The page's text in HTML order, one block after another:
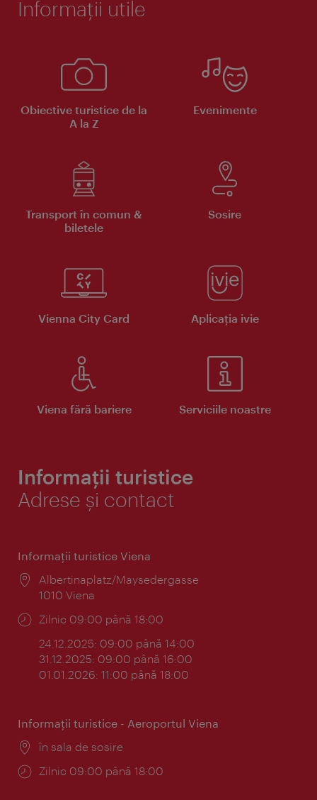
Informaţii utile
Obiective turistice de la
A la Z
Evenimente
Transport în comun &
biletele
Sosire
Vienna City Card Aplicaţia ivie
Viena fără bariere Serviciile noastre
Informații turistice
Adrese și contact
Informaţii turistice Viena
Locul:
Albertinaplatz/Maysedergasse
1010 Viena
Program:
Zilnic 09:00 până 18:00
24.12.2025: 09:00 până 14:00
31.12.2025: 09:00 până 16:00
01.01.2026: 11:00 până 18:00
Informaţii turistice - Aeroportul Viena
Locul:
în sala de sosire
Program:
Zilnic 09:00 până 18:00